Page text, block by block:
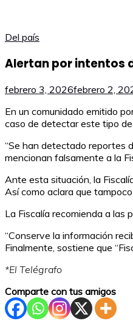
Del país
Alertan por intentos
febrero 3, 2026febrero 2,
En un comunidado emitido
caso de detectar este tipo
“Se han detectado reportes
mencionan falsamente a la
Ante esta situación, la
Así como aclara que
La Fiscalía recomienda a las
“Conserve la información
Finalmente, sostiene que
*El Telégrafo
Comparte con tus amigos